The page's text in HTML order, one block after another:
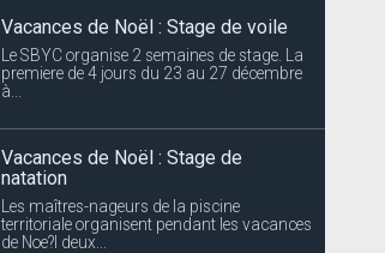
Vacances de Noël : Stage de voile
Le SBYC organise 2 semaines de stage. La
premiere de 4 jours du 23 au 27 décembre
à...
Vacances de Noël : Stage de
natation
Les maîtres-nageurs de la piscine
territoriale organisent pendant les vacances
de Noe?l deux...